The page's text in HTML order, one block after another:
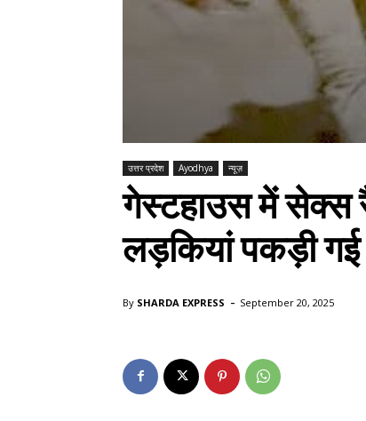
उत्तर प्रदेश Ayodhya न्यूज़
गेस्टहाउस में सेक्स
लड़कियां पकड़ी गई
By SHARDA EXPRESS - September 20, 2025